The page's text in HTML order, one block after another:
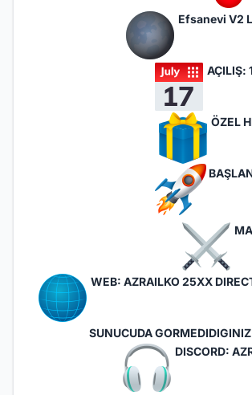
Efsanevi V2
AÇILIŞ:
ÖZEL
WEB: AZRAILKO 25XX
SUNUCUDA
DISCORD: